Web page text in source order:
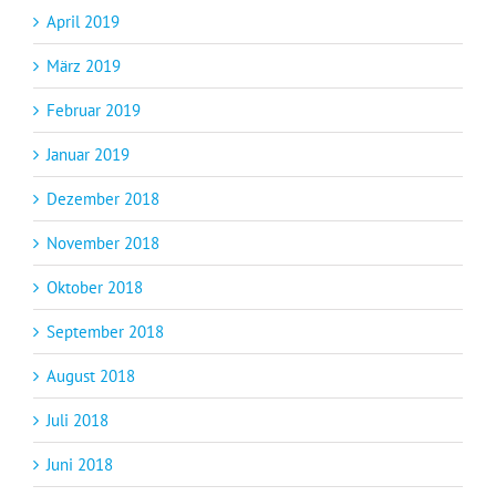
April 2019
März 2019
Februar 2019
Januar 2019
Dezember 2018
November 2018
Oktober 2018
September 2018
August 2018
Juli 2018
Juni 2018